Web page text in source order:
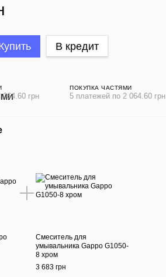
В кредит
грн
ПОКУПКА ЧАСТЯМИ
5 платежей по 2 064.60 грн
Смеситель для
умывальника Gappo G1050-
8 хром
3 683 грн